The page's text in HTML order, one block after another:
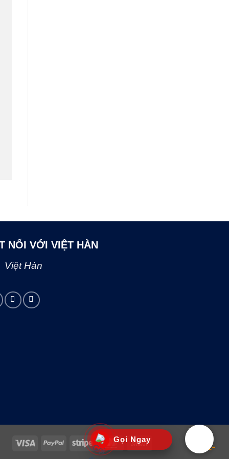
NỐI VỚI VIỆT HÀN
Việt Hàn
Visa PayPal Stripe MasterCardCash
Gọi Ngay